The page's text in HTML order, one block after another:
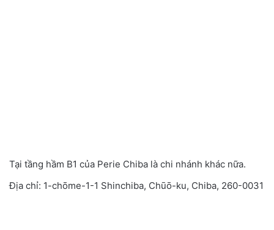
Tại tầng hầm B1 của Perie Chiba là chi nhánh khác nữa.
Địa chỉ: 1-chōme-1-1 Shinchiba, Chūō-ku, Chiba, 260-0031